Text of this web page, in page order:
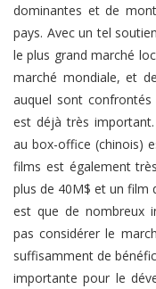
dominantes et de
pays. Avec un tel
le plus grand marché
marché mondiale, et
auquel sont
est déjà très
au box-office (chinois)
films est également
plus de 40M$ et un film
est que de nombreux
pas considérer le
suffisamment de
importante pour le